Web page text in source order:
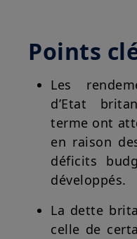
Points
Les
d’Etat
terme ont
en raison
déficits
développés.
La dette
celle de